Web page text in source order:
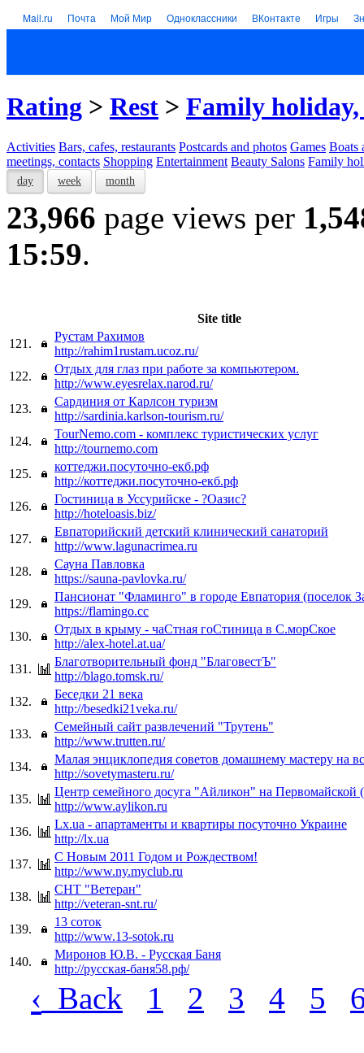
Mail.ru Почта Мой Мир Одноклассники ВКонтакте Игры
Rating > Rest > Family holiday,
Activities Bars, cafes, restaurants Postcards and photos Games Boats
meetings, contacts Shopping Entertainment Beauty Salons Family
day week month
23,966 page views per
15:59.
Site title
121.
Рустам Рахимов
http://rahim1rustam.ucoz.ru/
122.
Отдых для глаз при работе за компьютером.
http://www.eyesrelax.narod.ru/
123.
Сардиния от Карлсон туризм
http://sardinia.karlson-tourism.ru/
124.
TourNemo.com - комплекс туристических услуг
http://tournemo.com
125.
коттеджи.посуточно-екб.рф
http://коттеджи.посуточно-екб.рф
126.
Гостиница в Уссурийске - ?Оазис?
http://hoteloasis.biz/
127.
Евпаторийский детский клинический санаторий
http://www.lagunacrimea.ru
128.
Сауна Павловка
https://sauna-pavlovka.ru/
129.
Пансионат "Фламинго" в городе Евпатория (поселок
https://flamingo.cc
130.
Отдых в крыму - чаСтная гоСтиница в С.морСкое
http://alex-hotel.at.ua/
131.
Благотворительный фонд "БлаговестЪ"
http://blago.tomsk.ru/
132.
Беседки 21 века
http://besedki21veka.ru/
133.
Семейный сайт развлечений "Трутень"
http://www.trutten.ru/
134.
Малая энциклопедия советов домашнему мастеру на
http://sovetymasteru.ru/
135.
Центр семейного досуга "Айликон" на Первомайской
http://www.aylikon.ru
136.
Lx.ua - апартаменты и квартиры посуточно Украине
http://lx.ua
137.
С Новым 2011 Годом и Рождеством!
http://www.ny.myclub.ru
138.
СНТ "Ветеран"
http://veteran-snt.ru/
139.
13 соток
http://www.13-sotok.ru
140.
Миронов Ю.В. - Русская Баня
http://русская-баня58.рф/
‹ Back 1 2 3 4 5